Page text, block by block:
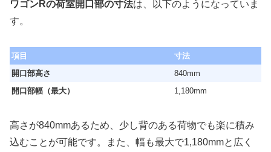
ワゴンRの荷室開口部の寸法は、以下のようになっていま
す。
項目
寸法
開口部高さ
840mm
開口部幅（最大）
1,180mm
高さが840mmあるため、少し背のある荷物でも楽に積み
込むことが可能です。また、幅も最大で1,180mmと広く